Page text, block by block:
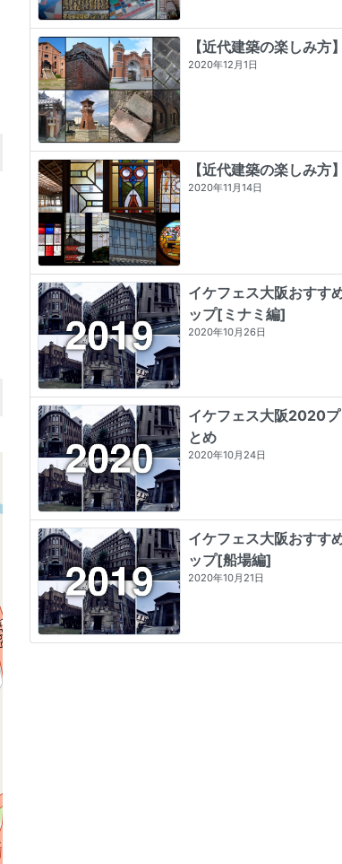
看板建築図鑑
5 (3)
タイル建築探訪
☆☆☆☆☆ 0 (0)
近代建築そもそも講義
【近代建築の楽しみ方
2020年12月1日
【近代建築の楽しみ方
2020年11月14日
イケフェス大阪おすす
ップ[ミナミ編]
2020年10月26日
イケフェス大阪2020プ
とめ
2020年10月24日
イケフェス大阪おすす
ップ[船場編]
2020年10月21日